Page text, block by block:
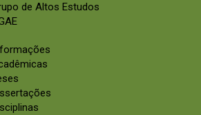
de Altos Estudos